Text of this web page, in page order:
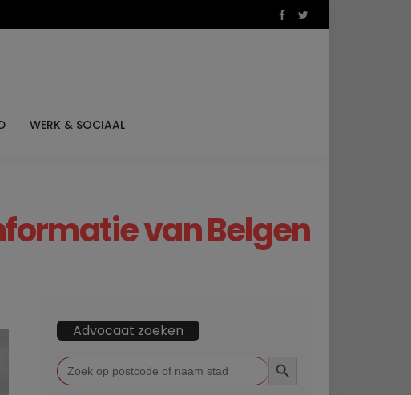
WERK & SOCIAAL
van Belgen
Advocaat zoeken
Zoek
naar: